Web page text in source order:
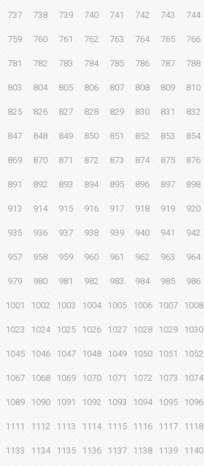
737 738 739 740 741 742 743 744
759 760 761 762 763 764 765 766
781 782 783 784 785 786 787 788
803 804 805 806 807 808 809 810
825 826 827 828 829 830 831 832
847 848 849 850 851 852 853 854
869 870 871 872 873 874 875 876
891 892 893 894 895 896 897 898
913 914 915 916 917 918 919 920
935 936 937 938 939 940 941 942
957 958 959 960 961 962 963 964
979 980 981 982 983 984 985 986
1001 1002 1003 1004 1005 1006 1007 1008
1023 1024 1025 1026 1027 1028 1029 1030
1045 1046 1047 1048 1049 1050 1051 1052
1067 1068 1069 1070 1071 1072 1073 1074
1089 1090 1091 1092 1093 1094 1095 1096
1111 1112 1113 1114 1115 1116 1117 1118
1133 1134 1135 1136 1137 1138 1139 1140